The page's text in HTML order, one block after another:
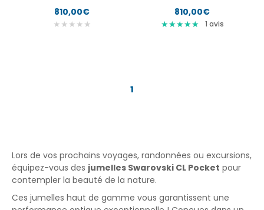
810,00€
★ ★ ★ ★ ★
810,00€
★★★★★
★★★★★ 1 avis
1
Lors de vos prochains voyages, randonnées ou excursions,
équipez-vous des jumelles Swarovski CL Pocket pour
contempler la beauté de la nature.
Ces jumelles haut de gamme vous garantissent une